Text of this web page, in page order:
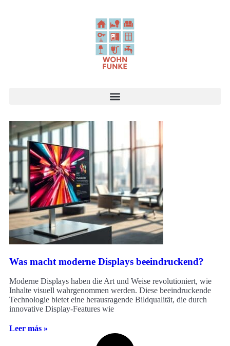
Was macht moderne Displays beeindruckend?
Moderne Displays haben die Art und Weise revolutioniert, wie
Inhalte visuell wahrgenommen werden. Diese beeindruckende
Technologie bietet eine herausragende Bildqualität, die durch
innovative Display-Features wie
Leer más »